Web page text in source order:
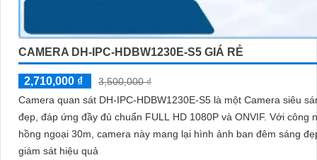
CAMERA DH-IPC-HDBW1230E-S5 GIÁ RẺ
2,710,000 ₫
3,500,000 ₫
Camera quan sát DH-IPC-HDBW1230E-S5 là một Camera siêu
đẹp, đáp ứng đầy đủ chuẩn FULL HD 1080P và ONVIF. Với công nghệ
hồng ngoại 30m, camera này mang lại hình ảnh ban đêm sáng
giám sát hiệu quả